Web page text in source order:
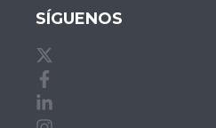
SÍGUENOS